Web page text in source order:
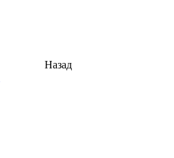
Назад